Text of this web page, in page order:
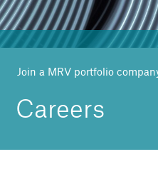
Team
News
Join a MRV portfolio
Careers